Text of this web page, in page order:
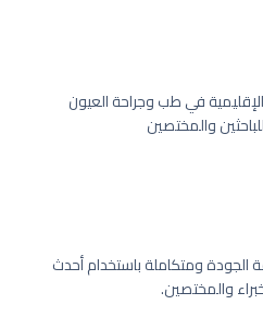
في طب وجراحة العيون
والمختصين
الجودة ومتكاملة باستخدام أحدث
والمختصين.